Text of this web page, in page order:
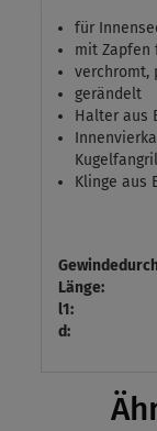
für
mit Zapfen
verchromt,
gerändelt
Halter aus
Klinge aus
Länge:
l1:
d: